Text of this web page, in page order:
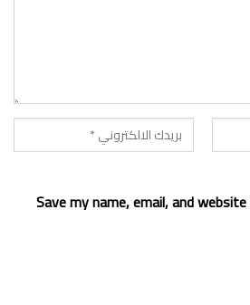
Save my name, email, and